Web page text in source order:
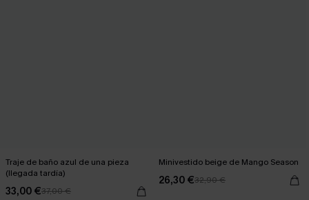
Traje de baño azul de una pieza
(llegada tardía)
33,00 €37,00 €
Minivestido beige de Mango Season
26,30 €32,90 €